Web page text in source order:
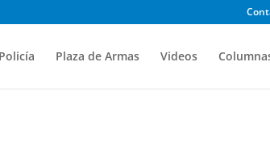
Policía Plaza de Armas Videos